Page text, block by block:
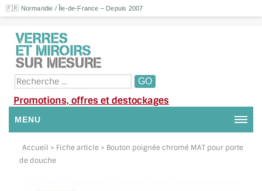
🇫🇷 Normandie / Île-de-France – Depuis 2007
Promotions, offres et destockages
MENU
NOUS CONTACTER
Accueil > Fiche article > Bouton poignée chromé MAT pour porte
de douche